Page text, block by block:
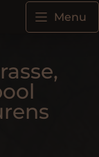
Menu